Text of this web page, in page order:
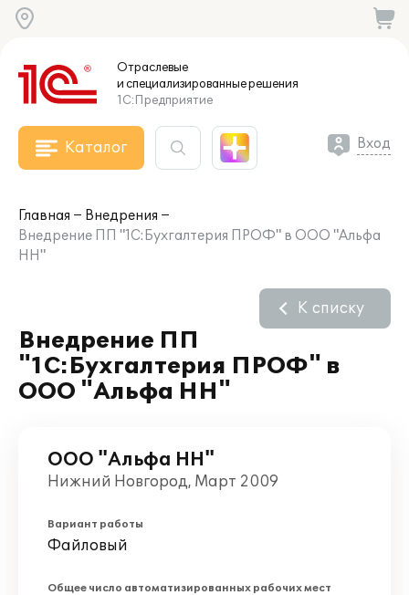
Отраслевые
и специализированныерешения
1С:Предприятие
Каталог Вход
Главная
Внедрения
Внедрение ПП "1С:Бухгалтерия ПРОФ" в ООО "Альфа
НН"
Внедрение ПП
"1С:Бухгалтерия ПРОФ" в
ООО "Альфа НН"
К списку
ООО "Альфа НН"
Нижний Новгород, Март 2009
Вариант работы
Файловый
Общее число автоматизированных рабочих мест